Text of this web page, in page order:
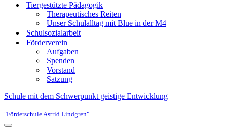
Tiergestützte Pädagogik
Therapeutisches Reiten
Unser Schulalltag mit Blue in der M4
Schulsozialarbeit
Förderverein
Aufgaben
Spenden
Vorstand
Satzung
Schule mit dem Schwerpunkt geistige Entwicklung
"Förderschule Astrid Lindgren"
Navigationsmenü